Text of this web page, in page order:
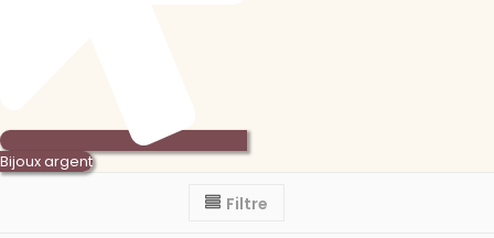
Bijoux argent
Filtre